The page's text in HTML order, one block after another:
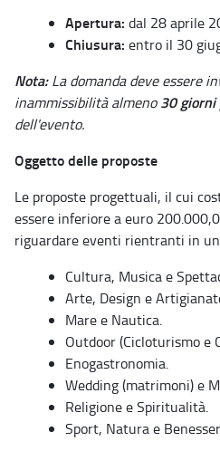
Apertura: dal 28 aprile
Chiusura: entro il 30
Nota:La domanda deve essere
inammissibilità almeno30
dell'evento.
Oggetto delle proposte
Le proposte progettuali, il cui
essere inferiore a euro
riguardare eventi rientranti in
Cultura, Musica e
Arte, Design e
Mare e Nautica.
Outdoor (Cicloturismo e
Enogastronomia.
Wedding (matrimoni) e
Religione e Spiritualità.
Sport, Natura e